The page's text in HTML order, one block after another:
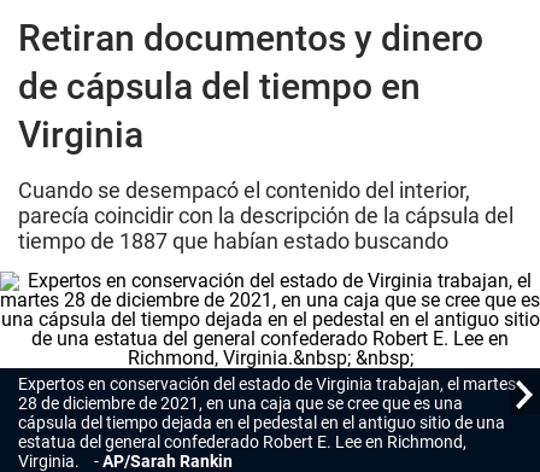
Retiran documentos y dinero
de cápsula del tiempo en
Virginia
Cuando se desempacó el contenido del interior,
parecía coincidir con la descripción de la cápsula del
tiempo de 1887 que habían estado buscando
Expertos en conservación del estado de Virginia trabajan, el martes
28 de diciembre de 2021, en una caja que se cree que es una
cápsula del tiempo dejada en el pedestal en el antiguo sitio de una
estatua del general confederado Robert E. Lee en Richmond,
Virginia.
AP/Sarah Rankin